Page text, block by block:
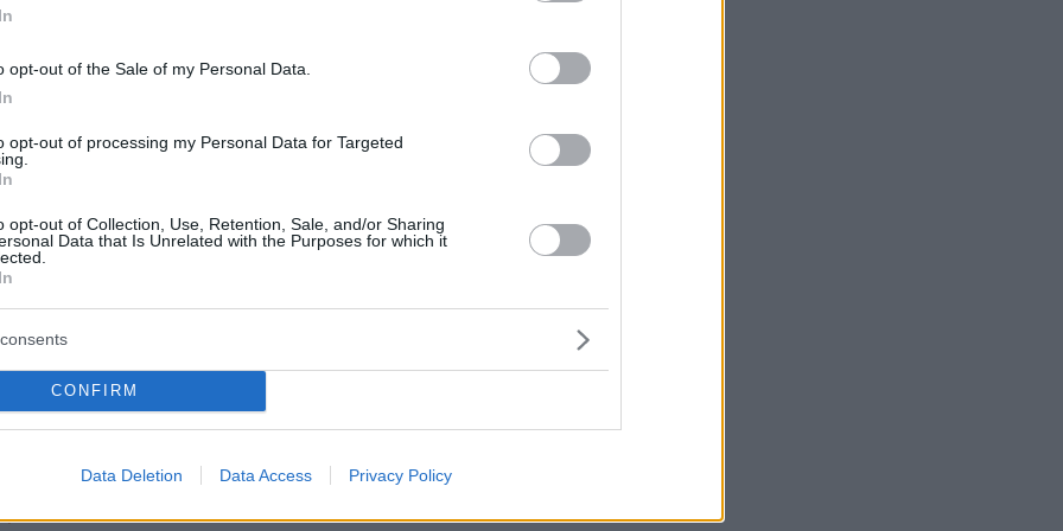
opt-out of the Sale of my Personal Data.
opt-out of processing my Personal Data for Targeted
opt-out of Collection, Use, Retention, Sale, and/or Sharing
Data that Is Unrelated with the Purposes for which it
CONFIRM
Data Deletion Data Access Privacy Policy
σόου «The Masked
μας καλεί σε... εξιχνίαση
ανακαλύψετε ποιος κρύβεται πίσω από τη μάσκα; -
την Πέμπτη 31 Μαρτίου, στις 21:00
«Δεν ταιριάζουμε σε
με τον Σάκη Ρουβά και την
για τη διαφορετικότητα και την
15